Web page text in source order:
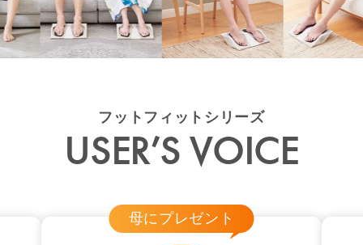
フットフィットシリーズ
USER’S VOICE
母にプレゼント